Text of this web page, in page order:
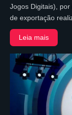
Jogos Digitais),
de exportação
Leia mais